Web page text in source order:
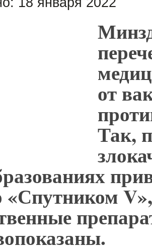
от
Так,
«Спутником